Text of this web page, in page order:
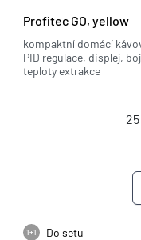
Profitec GO, yellow
kompaktní domácí
PID regulace, displej,
teploty extrakce
1+1 Do setu